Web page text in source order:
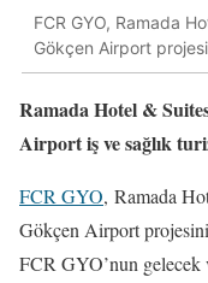
FCR GYO, Ramada
Gökçen Airport
Ramada Hotel &
Airport iş ve sağlık
FCR GYO, Ramada
Gökçen Airport
FCR GYO’nun